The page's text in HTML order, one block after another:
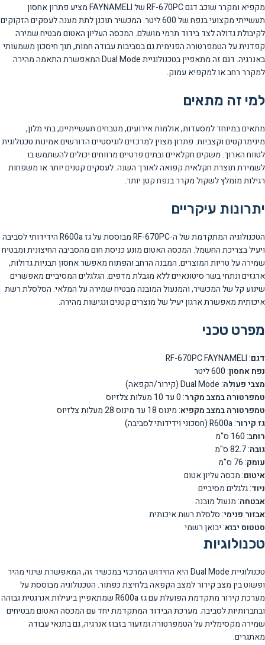
מקפיא ומקרר שוכב דגם RF-670PC של FAYNAMELI מציע פתרון אחסון
תעשייתי מקצועי בנפח של 600 ליטר. המכשיר תוכנן לתת מענה לעסקים הזקוקים
לקיבולת גדולה לצד בידוד תרמי מושלם. המכסה העליון האטום מבטיח שמירה
קפדנית על הטמפרטורה הפנימית גם בסביבות עבודה חמות, תוך חיסכון משמעותי
באנרגיה. דגם זה מתאפיין בטכנולוגיית Dual Mode המאפשרת התאמה מהירה
למקרר רחב או למקפיא עמוק.
למי זה מתאים
מתאים במיוחד למסעדות, אולמות אירועים, מטבחים תעשייתיים, בתי מלון,
מינימרקטים וקצביות. פתרון מצוין למרכזים לוגיסטיים הדורשים אמינות טכנולוגית
לטווח הארוך. משקים חקלאיים ובתים פרטיים מרווחים יכולים להשתמש בו
לשמירת תוצרת חקלאית קפואה לאורך השנה. לעסקים קטנים יותר או משפחות
רגילות מומלץ לשקול מקרר בנפח קטן יותר.
יתרונות עיקריים
הטכנולוגיה המתקדמת של ה-RF-670PC מבוססת על גז R600a הידידותי לסביבה
ויעיל בצריכת החשמל. המכסה האטום מונע כניסת חום מהסביבה החיצונית ומבטיח
שמירה על טריות המוצרים. המבנה הרחב והפתוח מאפשר אחסון תבניות גדולות,
ארגזים ונתחי בשר סיטונאיים ללא מגבלת מדפים. הגלגלים המסיביים מאפשרים
שינוע קל של המכשיר, והמנעול המובנה מבטיח שמירה על המלאי. הסלסלת רשת
איכותית מאפשרת ארגון יעיל של מוצרים קטנים ונגישות מהירה.
מפרט טכני
דגם: RF-670PC FAYNAMELI
נפח אחסון: 600 ליטר
מצבי פעולה: Dual Mode (קירור/הקפאה)
טמפרטורה במצב מקרר: 0 עד 10 מעלות צלזיוס
טמפרטורה במצב מקפיא: מינוס 18 עד מינוס 28 מעלות צלזיוס
גז קירור: R600a (חסכוני וידידותי לסביבה)
רוחב: 160 ס"מ
גובה: 82.7 ס"מ
עומק: 76 ס"מ
איטום: מכסה עליון אטום
ניוד: גלגלים מסיביים
אבטחה: מנעול מובנה
אבזור פנימי: סלסלת רשת איכותית
סטטוס יבוא: יבואן רשמי
טכנולוגיות
טכנולוגיית Dual Mode היא החידוש המרכזי במכשיר זה, המאפשרת שינוי מהיר
ופשוט בין מצב קירור למצב הקפאה בלחיצת כפתור. הטכנולוגיה מבוססת על
מערכת קירור מתקדמת הפועלת עם גז R600a שמתאפיין ביעילות אנרגטית גבוהה
ובחברותיות לסביבה. מערכת הבידוד המתקדמת יחד עם המכסה האטום מבטיחים
שמירה מקסימלית על הטמפרטורה ומזעור בזבוז אנרגיה, גם בתנאי עבודה
מאתגרים.